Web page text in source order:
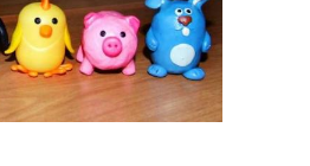
Поделки для мальчика